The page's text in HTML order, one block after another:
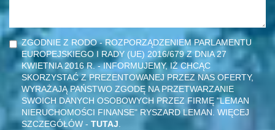
ZGODNIE Z RODO - ROZPORZĄDZENIEM PARLAMENTU
EUROPEJSKIEGO I RADY (UE) 2016/679 Z DNIA 27
KWIETNIA 2016 R. - INFORMUJEMY, IŻ CHCĄC
SKORZYSTAĆ Z PREZENTOWANEJ PRZEZ NAS OFERTY,
WYRAŻAJĄ PAŃSTWO ZGODĘ NA PRZETWARZANIE
SWOICH DANYCH OSOBOWYCH PRZEZ FIRMĘ "LEMAN
NIERUCHOMOŚCI FINANSE" RYSZARD LEMAN. WIĘCEJ
SZCZEGÓŁÓW - TUTAJ